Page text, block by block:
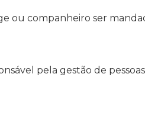
ou companheiro ser
pela gestão de